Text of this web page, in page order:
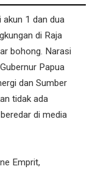
1 dan dua
di Raja
bohong. Narasi
Papua
dan Sumber
tidak ada
di media
Emprit,